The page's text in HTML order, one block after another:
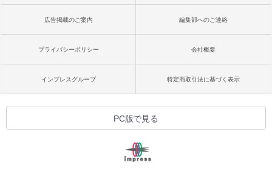
広告掲載のご案内 編集部へのご連絡
プライバシーポリシー 会社概要
インプレスグループ 特定商取引法に基づく表示
PC版で見る